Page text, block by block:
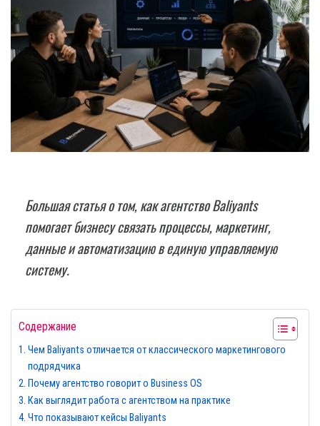
Большая статья о том, как агентство Baliyants
помогает бизнесу связать процессы, маркетинг,
данные и автоматизацию в единую управляемую
систему.
Содержание
Чем Baliyants отличается от классического маркетингового
подрядчика
Почему агентство говорит о Business OS
Как выглядит работа с агентством на практике
Что показывают кейсы Baliyants